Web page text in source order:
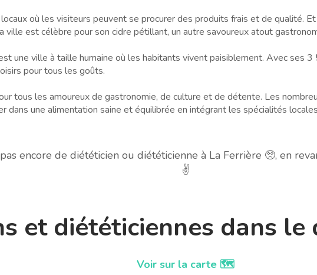
où les visiteurs peuvent se procurer des produits frais et de qualité.
ville est célèbre pour son cidre pétillant, un autre savoureux atout
une ville à taille humaine où les habitants vivent paisiblement. Avec ses
pour tous les goûts.
tous les amoureux de gastronomie, de culture et de détente. Les
dans une alimentation saine et équilibrée en intégrant les spécialités
encore de diététicien ou diététicienne à La Ferrière 🥺, en
✌️
et diététiciennes dans
Voir sur la carte 🗺️